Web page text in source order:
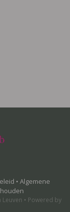
• Algemene
Leuven • Powered by